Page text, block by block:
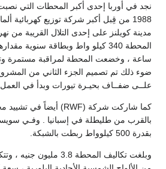
نجد في أوربا إحدى أكبر المحطات التي
مدينة كويلنز على إحدى التلال القريبة
ساعة ، وخضعت المحطة لمراقبة مستمرة وتم
علــى ضفــاف بحيـرة تيورات وبدأ في العمل عام
بالقرب من طليطلة في إسبانيا . وفـي
بقدرة 500 كيلوواط ربطت بالشبكة.